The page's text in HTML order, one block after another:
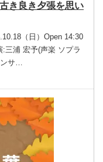
き良き夕張を思い
（日）Open 14:30
三浦 宏予(声楽 ソプラ
ンサ…